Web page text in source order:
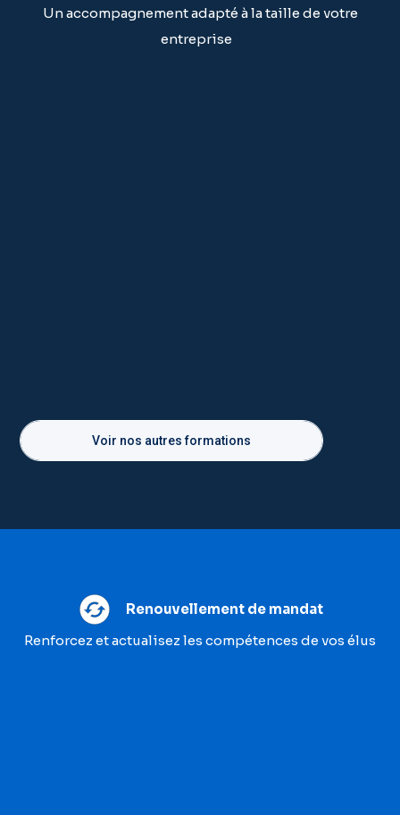
Un accompagnement adapté à la taille de votre
entreprise
Voir nos autres formations
Renouvellement de mandat
Renforcez et actualisez les compétences de vos élus